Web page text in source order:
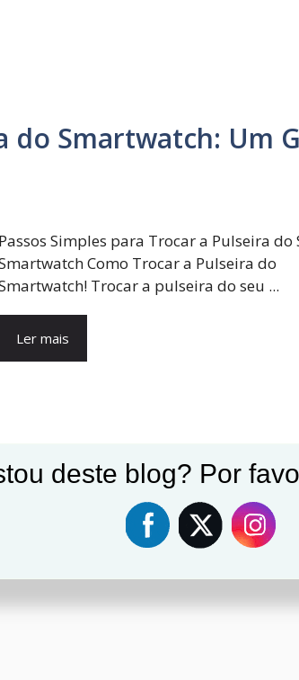
do Smartwatch: Um
Simples para Trocar a Pulseira do
Como Trocar a Pulseira do
Trocar a pulseira do seu ...
Ler mais
deste blog? Por